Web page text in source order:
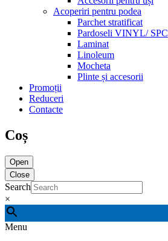
Acoperiri pentru podea
Parchet stratificat
Pardoseli VINYL/ SPC
Laminat
Linoleum
Mocheta
Plinte și accesorii
Promoții
Reduceri
Contacte
Coș
Open
Close
Search
×
Menu